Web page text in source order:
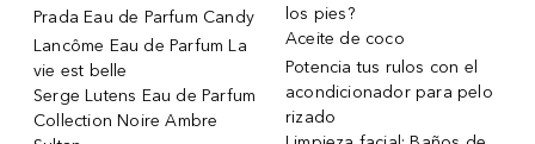
Prada Eau de Parfum Candy
Lancôme Eau de Parfum La
vie est belle
Serge Lutens Eau de Parfum
Collection Noire Ambre
los pies?
Aceite de coco
Potencia tus rulos con el
acondicionador para pelo
rizado